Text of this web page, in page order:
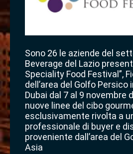
Sono 26 le aziende del
Beverage del Lazio
Speciality Food Festival”,
dell’area del Golfo Persico
Dubai dal 7 al 9 novembre
nuove linee del cibo
esclusivamente rivolta a
professionale di buyer e
proveniente dall’area del
Asia